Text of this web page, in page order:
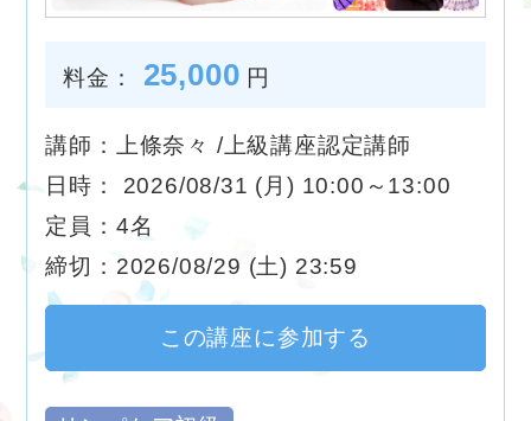
料金： 25,000 円
講師：上條奈々 /上級講座認定講師
日時： 2026/08/31 (月) 10:00～13:00
定員：4名
締切：2026/08/29 (土) 23:59
この講座に参加する